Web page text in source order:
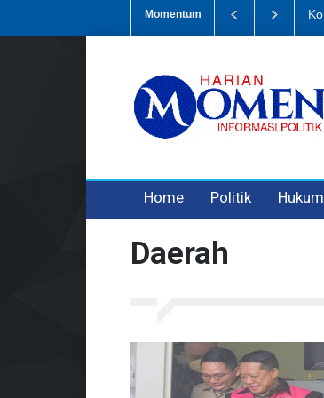
Momentum
Home Politik Hukum
Daerah